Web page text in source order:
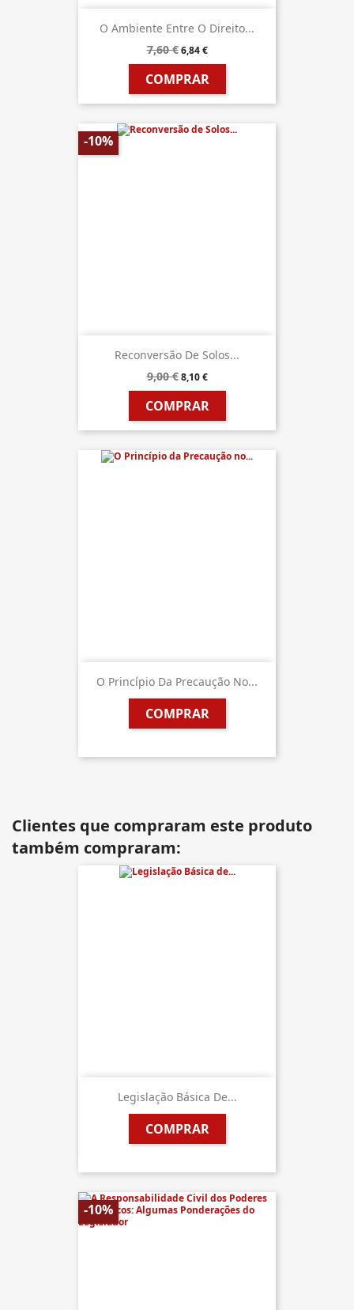
O Ambiente Entre O Direito...
7,60 € 6,84 €
COMPRAR
Reconversão De Solos...
9,00 € 8,10 €
COMPRAR
-10%
O Princípio Da Precaução No...
COMPRAR
Clientes que compraram este produto
também compraram:
Legislação Básica De...
COMPRAR
-10%